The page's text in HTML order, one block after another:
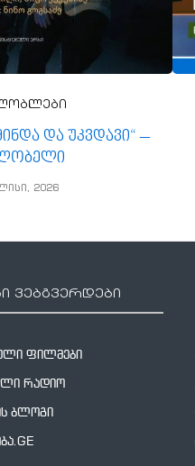
და უკვდავი“ –
2026
ვებგვერდები
ფილმები
რადიო
ბლოგი